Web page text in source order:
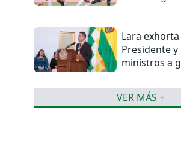
Lara exhorta
Presidente y
ministros a
VER MÁS +